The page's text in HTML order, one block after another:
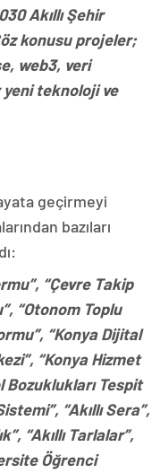
Akıllı Şehir
konusu projeler;
web3, veri
teknoloji ve
geçirmeyi
bazıları
“Çevre Takip
“Otonom Toplu
“Konya Dijital
“Konya Hizmet
Bozuklukları Tespit
“Akıllı Sera”,
“Akıllı Tarlalar”,
Öğrenci